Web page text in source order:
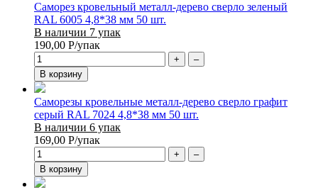
Саморез кровельный металл-дерево сверло зеленый
RAL 6005 4,8*38 мм 50 шт.
В наличии 7 упак
190,00 Р/упак
+
–
В корзину
Саморезы кровельные металл-дерево сверло графит
серый RAL 7024 4,8*38 мм 50 шт.
В наличии 6 упак
169,00 Р/упак
+
–
В корзину